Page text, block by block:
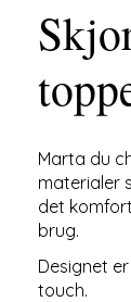
Marta du
materialer
det
brug.
Designet
touch.